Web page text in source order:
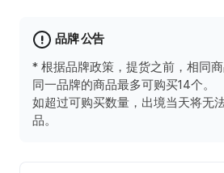
品牌 公告
* 根据品牌政策，提货之前，相同
同一品牌的商品最多可购买14个。
如超过可购买数量，出境当天将无
品。